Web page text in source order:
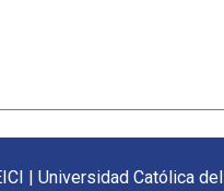
| Universidad Católica del